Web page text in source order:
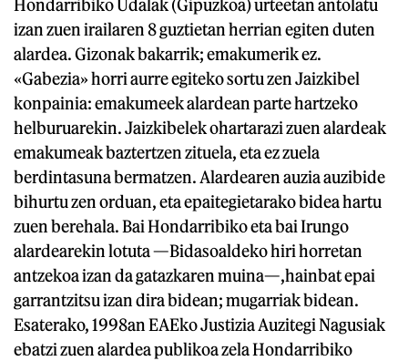
Hondarribiko Udalak (Gipuzkoa) urteetan antolatu
izan zuen irailaren 8 guztietan herrian egiten duten
alardea. Gizonak bakarrik; emakumerik ez.
«Gabezia» horri aurre egiteko sortu zen Jaizkibel
konpainia: emakumeek alardean parte hartzeko
helburuarekin. Jaizkibelek ohartarazi zuen alardeak
emakumeak baztertzen zituela, eta ez zuela
berdintasuna bermatzen. Alardearen auzia auzibide
bihurtu zen orduan, eta epaitegietarako bidea hartu
zuen berehala. Bai Hondarribiko eta bai Irungo
alardearekin lotuta —Bidasoaldeko hiri horretan
antzekoa izan da gatazkaren muina—,hainbat epai
garrantzitsu izan dira bidean; mugarriak bidean.
Esaterako, 1998an EAEko Justizia Auzitegi Nagusiak
ebatzi zuen alardea publikoa zela Hondarribiko